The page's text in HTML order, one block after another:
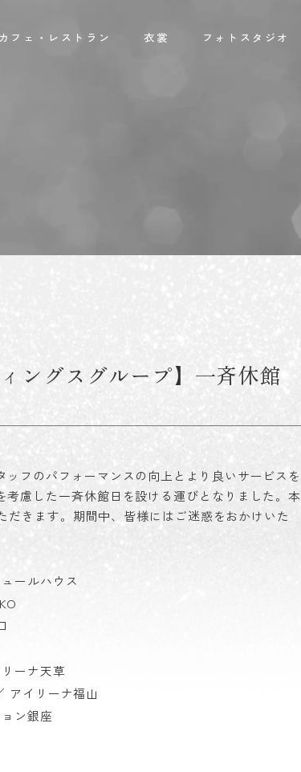
カフェ・レストラン 衣裳 フォトスタジオ
ングスグループ】一斉休館
フのパフォーマンスの向上とより良いサービスを
慮した一斉休館日を設ける運びとなりました。本
きます。期間中、皆様にはご迷惑をおかけいた
ールハウス
ーナ天草
アイリーナ福山
ン銀座